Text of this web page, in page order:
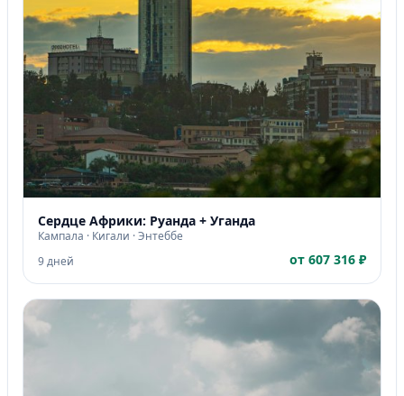
Сердце Африки: Руанда + Уганда
Кампала · Кигали · Энтеббе
9 дней
от 607 316 ₽